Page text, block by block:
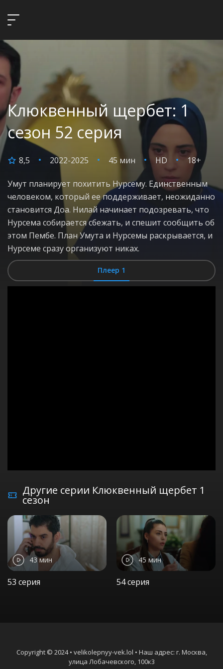
Клюквенный щербет: 1
сезон 52 серия
8,5 2022-2025 45 мин HD 18+
Умут планирует похитить Нурсему. Единственным
человеком, который ее поддерживает, неожиданно
становится Доа. Нилай начинает подозревать, что
Нурсема собирается сбежать, и спешит сообщить об
этом Пембе. План Умута и Нурсемы раскрывается, и
Нурсеме сразу организуют никах.
Плеер 1
Другие серии Клюквенный щербет 1
сезон
43 мин
53 серия
45 мин
54 серия
Copyright © 2024 • velikolepnyy-vek.lol • Наш адрес: г. Москва,
улица Лобачевского, 100к3